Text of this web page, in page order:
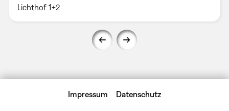
Lichthof 1+2
Impressum Datenschutz